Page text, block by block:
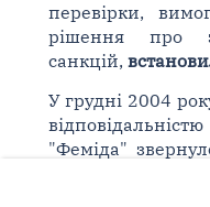
перевірки,
рішення про
санкцій,
У грудні 2004
"Феміда"
управління